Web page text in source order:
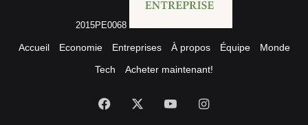
2015PE0068
Accueil Economie Entreprises À propos Équipe
Monde
Tech
Acheter maintenant!
Facebook YouTubeInstagram